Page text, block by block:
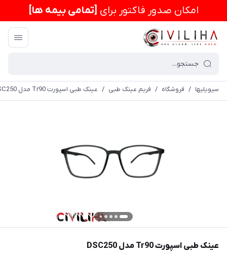
امكان صدور فاکتور برای [تمامی بیمه ها]
سیویلیها / فروشگاه / فریم عینک طبی / عینک طبی اسپورت Tr90 مدل DSC250
عینک طبی اسپورت Tr90 مدل DSC250